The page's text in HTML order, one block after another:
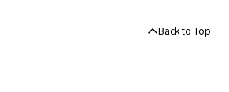
Back to Top